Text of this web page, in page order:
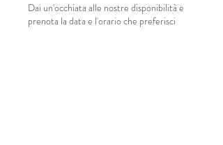
Dai un'occhiata alle nostre disponibilità e
prenota la data e l'orario che preferisci